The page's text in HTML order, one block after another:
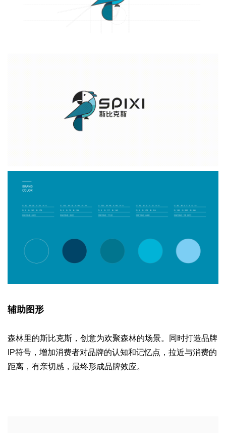
辅助图形
森林里的斯比克斯，创意为欢聚森林的场景。同时打造品牌
IP符号，增加消费者对品牌的认知和记忆点，拉近与消费的
距离，有亲切感，最终形成品牌效应。